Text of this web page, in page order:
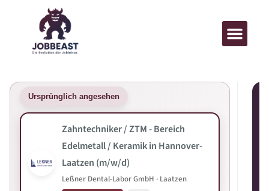
Ursprünglich angesehen
Zahntechniker / ZTM - Bereich
Edelmetall / Keramik in Hannover-
Laatzen (m/w/d)
Leßner Dental-Labor GmbH · Laatzen